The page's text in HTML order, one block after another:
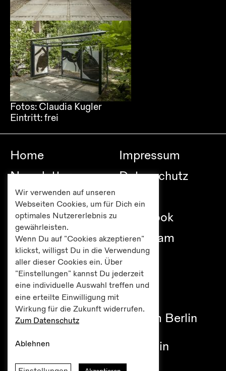
Fotos: Claudia Kugler
Eintritt:frei
Home
Newsletter
Besuch
Publikationen
Editionen
Presse
Impressum
Datenschutz
Facebook
Instagram
Haus am Lützowplatz
Fördererkreis Kulturzentrum Berlin
Lützowplatz 9 / 10785 Berlin
Tel +49 30 261 38 05
Wir verwenden auf unseren
Webseiten Cookies, um für Dich ein
optimales Nutzererlebnis zu
gewährleisten.
Wenn Du auf "Cookies akzeptieren"
klickst, willigst Du in die Verwendung
aller dieser Cookies ein. Über
"Einstellungen" kannst Du jederzeit
eine individuelle Auswahl treffen und
eine erteilte Einwilligung mit
Wirkung für die Zukunft widerrufen.
Zum Datenschutz
Ablehnen